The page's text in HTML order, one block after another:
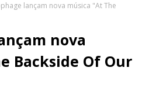
lançam nova música "At The
nova
Backside Of Our